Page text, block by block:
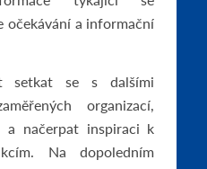
očekávání a informační
setkat se s dalšími
organizací,
a načerpat inspiraci k
Na dopoledním